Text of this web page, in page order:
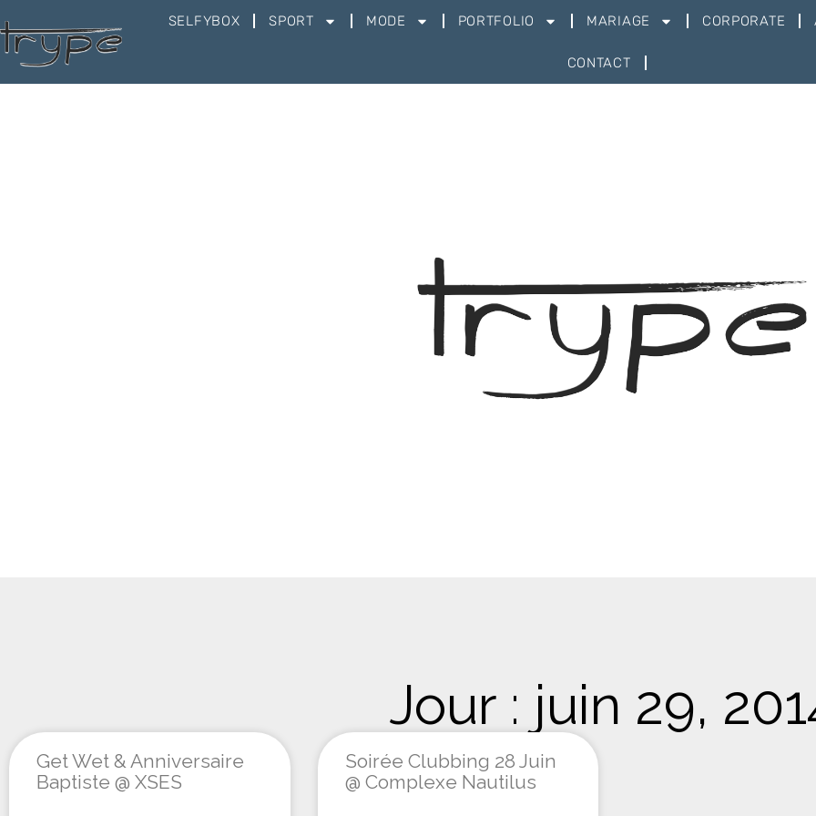
SELFYBOX SPORT MODE PORTFOLIO MARIAGE CORPORATE
CONTACT
Jour : juin 29,
Get Wet & Anniversaire
Baptiste @ XSES
Soirée Clubbing 28 Juin
@ Complexe Nautilus